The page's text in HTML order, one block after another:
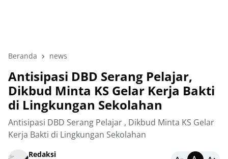
Beranda news
Antisipasi DBD Serang Pelajar,
Dikbud Minta KS Gelar Kerja Bakti
di Lingkungan Sekolahan
Antisipasi DBD Serang Pelajar , Dikbud Minta KS Gelar
Kerja Bakti di Lingkungan Sekolahan
Redaksi